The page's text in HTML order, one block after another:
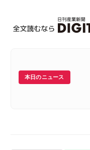
本日のニュース